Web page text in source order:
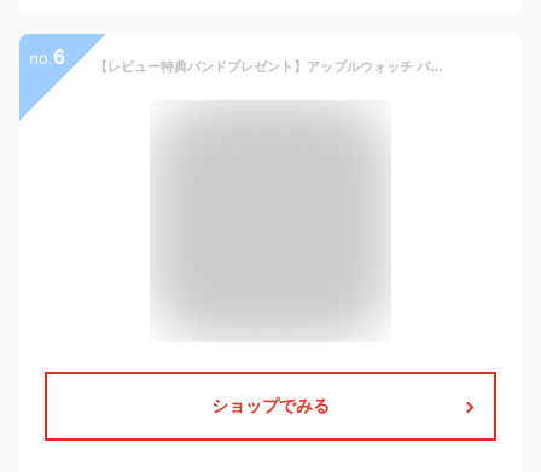
no. 6 【レビュー特典バンドプレゼント】アップルウォッチ バンド ステンレス カバー セット メンズ レディース ベルト シルバー ブラック おしゃれ apple watch 替えバンド series 11 10 9 SE SE3 40mm 41mm 42mm 44mm 45mm 46mm
ショップでみる